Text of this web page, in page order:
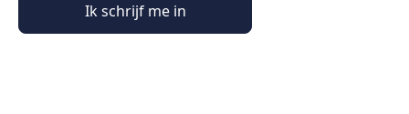
Ik schrijf me in